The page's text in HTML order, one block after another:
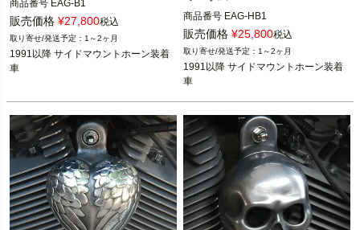
商品番号 EAG-B1
1991以降 サイドマウントホーン装着
CHROME DOME(クローム ドーム)
販売価格 ¥27,800税込
1～2ヶ月
1991以降 サイドマウントホーン装着
車
商品番号 EAG-HB1
1991以降 サイドマウントホーン装着
CHROME DOME(クローム ドーム)
販売価格 ¥25,800税込
1～2ヶ月
1991以降 サイドマウントホーン装着
車